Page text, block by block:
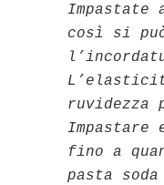
Impastate
così si
ruvidezza
Impastare
fino a
pasta